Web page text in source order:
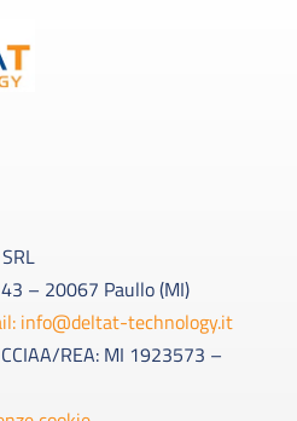
– 20067 Paullo (MI)
info@deltat-technology.it
REA: MI 1923573 –